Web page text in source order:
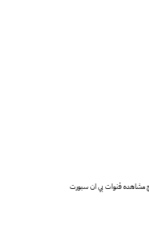
مشاهده قنوات بي ان سبورت